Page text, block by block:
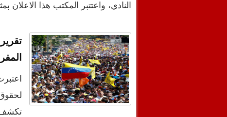
النادي، واعتتبر المكتب هذا الاعلان
تكشف